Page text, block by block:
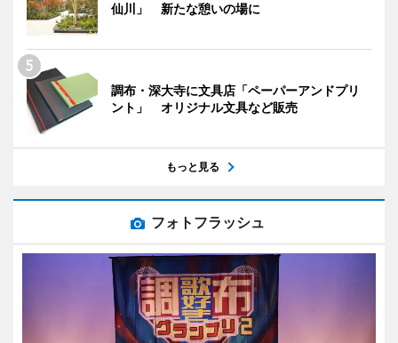
仙川」 新たな憩いの場に
調布・深大寺に文具店「ペーパーアンドプリ
ント」 オリジナル文具など販売
もっと見る
フォトフラッシュ